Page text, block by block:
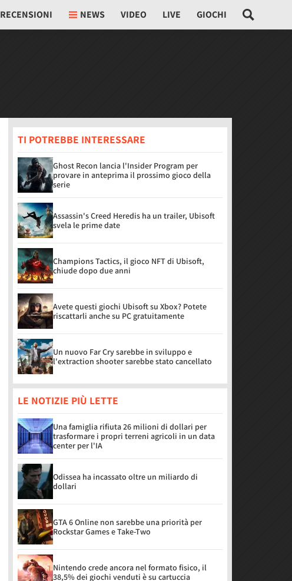
RECENSIONI NEWS VIDEO LIVE GIOCHI
TI POTREBBE INTERESSARE
Ghost Recon lancia l'Insider Program per
provare in anteprima il prossimo gioco della
serie
Assassin's Creed Heredis ha un trailer, Ubisoft
svela le prime date
Champions Tactics, il gioco NFT di Ubisoft,
chiude dopo due anni
Avete questi giochi Ubisoft su Xbox? Potete
riscattarli anche su PC gratuitamente
Un nuovo Far Cry sarebbe in sviluppo e
l'extraction shooter sarebbe stato cancellato
LE NOTIZIE PIÙ LETTE
Una famiglia rifiuta 26 milioni di dollari per
trasformare i propri terreni agricoli in un data
center per l'IA
Odissea ha incassato oltre un miliardo di
dollari
GTA 6 Online non sarebbe una priorità per
Rockstar Games e Take-Two
Nintendo crede ancora nel formato fisico, il
38,5% dei giochi venduti è su cartuccia